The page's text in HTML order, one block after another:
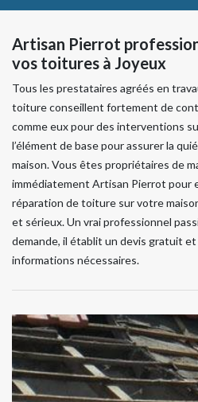
Artisan Pierrot
vos toitures à Joyeux
Tous les prestataires agréés en
toiture conseillent fortement de
comme eux pour des interventions
l’élément de base pour assurer la
maison. Vous êtes propriétaires de
immédiatement Artisan Pierrot pour
réparation de toiture sur votre
et sérieux. Un vrai professionnel
demande, il établit un devis gratuit
informations nécessaires.